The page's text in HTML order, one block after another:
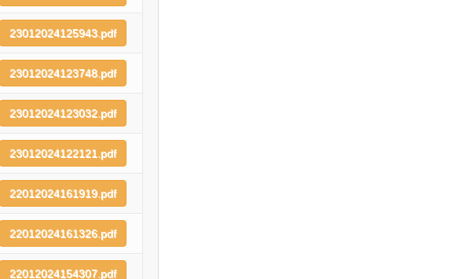
23012024125943.pdf
23012024123748.pdf
23012024123032.pdf
23012024122121.pdf
22012024161919.pdf
22012024161326.pdf
22012024154307.pdf